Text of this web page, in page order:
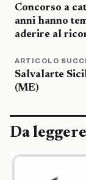
Concorso a
anni hanno
aderire al
ARTICOLO
Salvalarte
(ME)
Da